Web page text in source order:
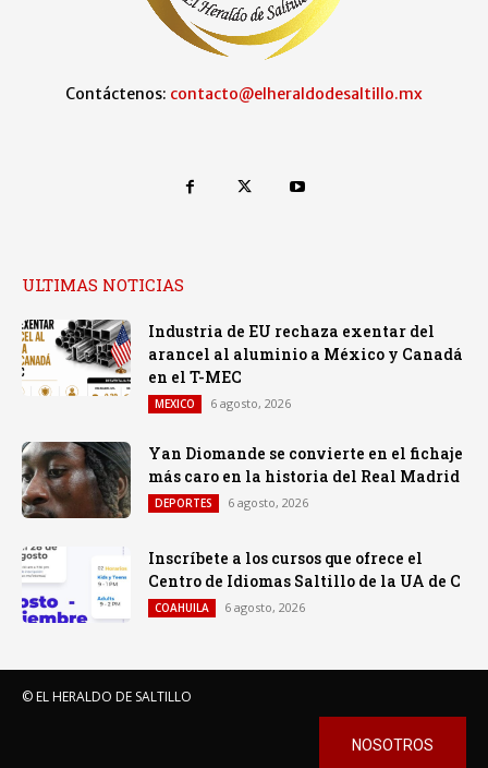
Contáctenos: contacto@elheraldodesaltillo.mx
ULTIMAS NOTICIAS
Industria de EU rechaza exentar del
arancel al aluminio a México y Canadá
en el T-MEC
MEXICO 6 agosto, 2026
Yan Diomande se convierte en el fichaje
más caro en la historia del Real Madrid
DEPORTES 6 agosto, 2026
Inscríbete a los cursos que ofrece el
Centro de Idiomas Saltillo de la UA de C
COAHUILA 6 agosto, 2026
© EL HERALDO DE SALTILLO
NOSOTROS